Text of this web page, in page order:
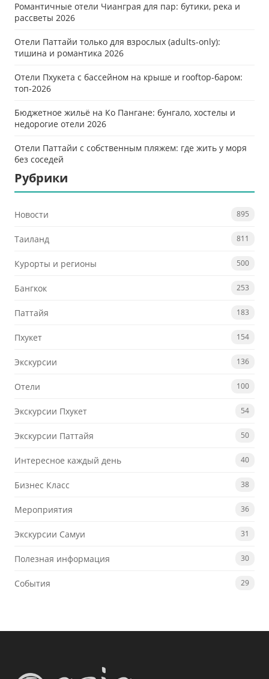
Романтичные отели Чианграя для пар: бутики, река и
рассветы 2026
Отели Паттайи только для взрослых (adults-only):
тишина и романтика 2026
Отели Пхукета с бассейном на крыше и rooftop-баром:
топ-2026
Бюджетное жильё на Ко Пангане: бунгало, хостелы и
недорогие отели 2026
Отели Паттайи с собственным пляжем: где жить у моря
без соседей
Рубрики
Новости 895
Таиланд 811
Курорты и регионы 500
Бангкок 253
Паттайя 183
Пхукет 154
Экскурсии 136
Отели 100
Экскурсии Пхукет 54
Экскурсии Паттайя 50
Интересное каждый день 40
Бизнес Класс 38
Мероприятия 36
Экскурсии Самуи 31
Полезная информация 30
События 29